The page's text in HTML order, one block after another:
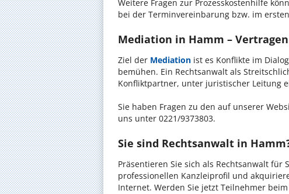
Weitere Fragen zur Prozesskostenhilfe
bei der Terminvereinbarung bzw. im
Mediation in Hamm –
Ziel der Mediation ist es Konflikte im
bemühen. Ein Rechtsanwalt als
Konfliktpartner, unter juristischer Leitung
Sie haben Fragen zu den auf unserer
uns unter 0221/9373803.
Sie sind Rechtsanwalt in
Präsentieren Sie sich als Rechtsanwalt
professionellen Kanzleiprofil und
Internet. Werden Sie jetzt Teilnehmer